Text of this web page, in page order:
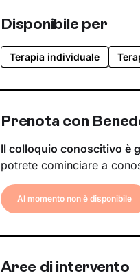
Disponibile per
Terapia individuale
Prenota con
Il colloquio conoscitivo è
potrete cominciare a
Al momento non è disponibile
Aree di intervento